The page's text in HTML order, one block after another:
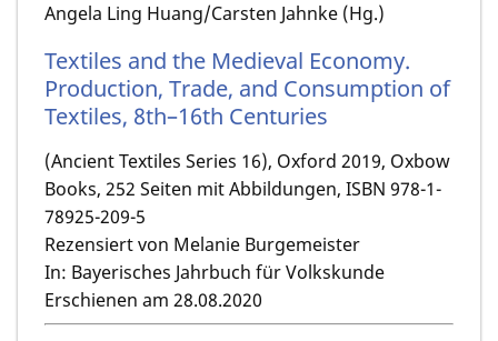
Angela Ling Huang/Carsten Jahnke (Hg.)
Textiles and the Medieval Economy.
Production, Trade, and Consumption of
Textiles, 8th–16th Centuries
(Ancient Textiles Series 16), Oxford 2019, Oxbow
Books, 252 Seiten mit Abbildungen, ISBN 978-1-
78925-209-5
Rezensiert von Melanie Burgemeister
In: Bayerisches Jahrbuch für Volkskunde
Erschienen am 28.08.2020